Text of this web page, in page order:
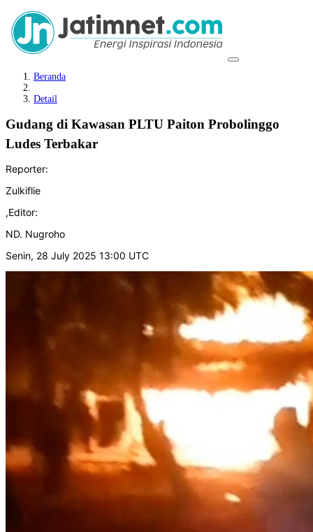
Beranda
Detail
Gudang di Kawasan PLTU Paiton Probolinggo
Ludes Terbakar
Reporter:
Zulkiflie
,Editor:
ND. Nugroho
Senin, 28 July 2025 13:00 UTC